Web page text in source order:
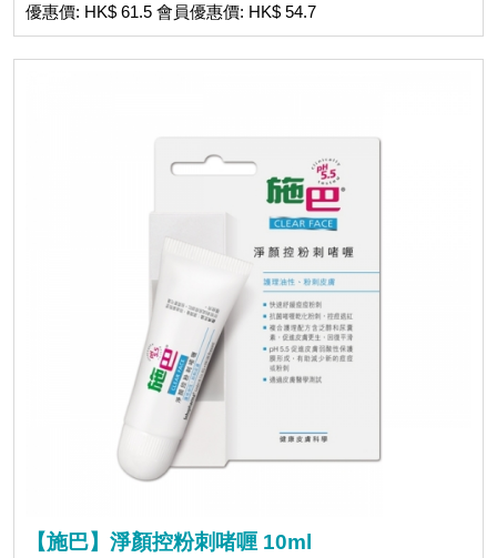
優惠價: HK$ 61.5 會員優惠價: HK$ 54.7
【施巴】淨顏控粉刺啫喱 10ml